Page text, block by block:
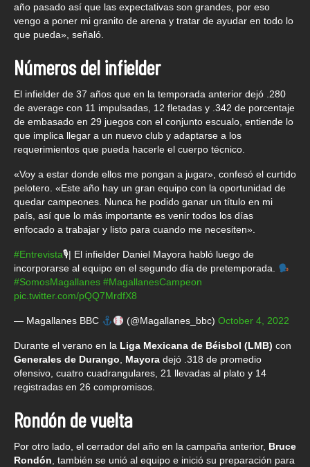
año pasado así que las expectativas son grandes, por eso
vengo a poner mi granito de arena y tratar de ayudar en todo lo
que pueda», señaló.
Números del infielder
El infielder de 37 años que en la temporada anterior dejó .280
de average con 11 impulsadas, 12 fletadas y .342 de porcentaje
de embasado en 29 juegos con el conjunto escualo, entiende lo
que implica llegar a un nuevo club y adaptarse a los
requerimientos que pueda hacerle el cuerpo técnico.
«Voy a estar donde ellos me pongan a jugar», confesó el curtido
pelotero. «Este año hay un gran equipo con la oportunidad de
quedar campeones. Nunca he podido ganar un título en mi
país, así que lo más importante es venir todos los días
enfocado a trabajar y listo para cuando me necesiten».
#Entrevista🎙| El infielder Daniel Mayora habló luego de
incorporarse al equipo en el segundo día de pretemporada.
#SomosMagallanes #MagallanesCampeon
pic.twitter.com/pQQ7MrdfX8
— Magallanes BBC (@Magallanes_bbc) October 4, 2022
Durante el verano en la Liga Mexicana de Béisbol (LMB) con
Generales de Durango, Mayora dejó .318 de promedio
ofensivo, cuatro cuadrangulares, 21 llevadas al plato y 14
registradas en 26 compromisos.
Rondón de vuelta
Por otro lado, el cerrador del año en la campaña anterior, Bruce
Rondón, también se unió al equipo e inició su preparación para